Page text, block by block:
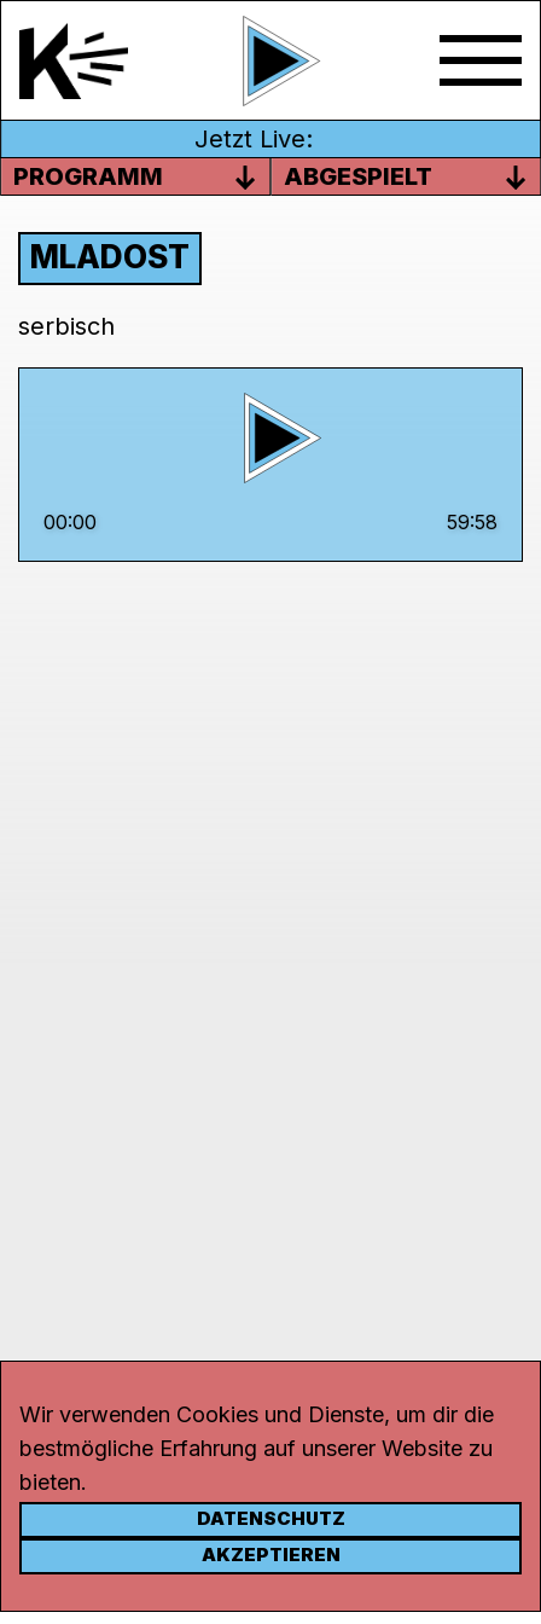
Jetzt Live:
PROGRAMM
ABGESPIELT
MLADOST
serbisch
00:00 59:58
KONTAKT
Wir verwenden Cookies und Dienste, um dir die
bestmögliche Erfahrung auf unserer Website zu
bieten.
DATENSCHUTZ
AKZEPTIEREN